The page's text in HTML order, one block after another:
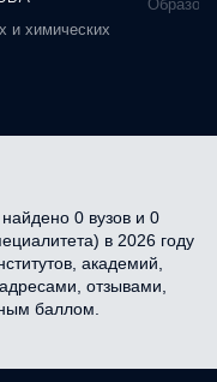
и химических
0 вузов и 0
в 2026 году
академий,
отзывами,
баллом.